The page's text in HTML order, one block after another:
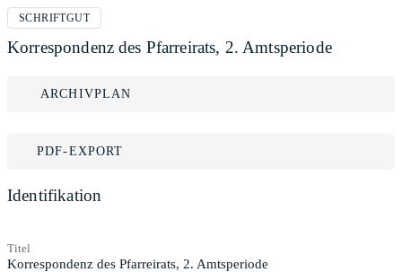
SCHRIFTGUT
Korrespondenz des Pfarreirats, 2. Amtsperiode
ARCHIVPLAN
PDF-EXPORT
Identifikation
Titel
Korrespondenz des Pfarreirats, 2. Amtsperiode